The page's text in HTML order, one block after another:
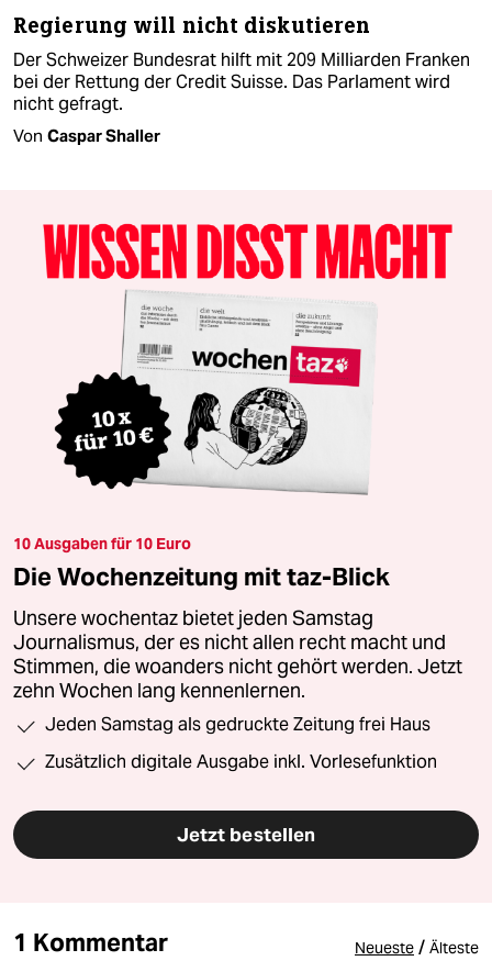
Regierung will nicht diskutieren
Der Schweizer Bundesrat hilft mit 209 Milliarden Franken
bei der Rettung der Credit Suisse. Das Parlament wird
nicht gefragt.
Von Caspar Shaller
10 Ausgaben für 10 Euro
Die Wochenzeitung mit taz-Blick
Unsere wochentaz bietet jeden Samstag
Journalismus, der es nicht allen recht macht und
Stimmen, die woanders nicht gehört werden. Jetzt
zehn Wochen lang kennenlernen.
Jeden Samstag als gedruckte Zeitung frei Haus
Zusätzlich digitale Ausgabe inkl. Vorlesefunktion
Jetzt bestellen
1 Kommentar Neueste / Älteste